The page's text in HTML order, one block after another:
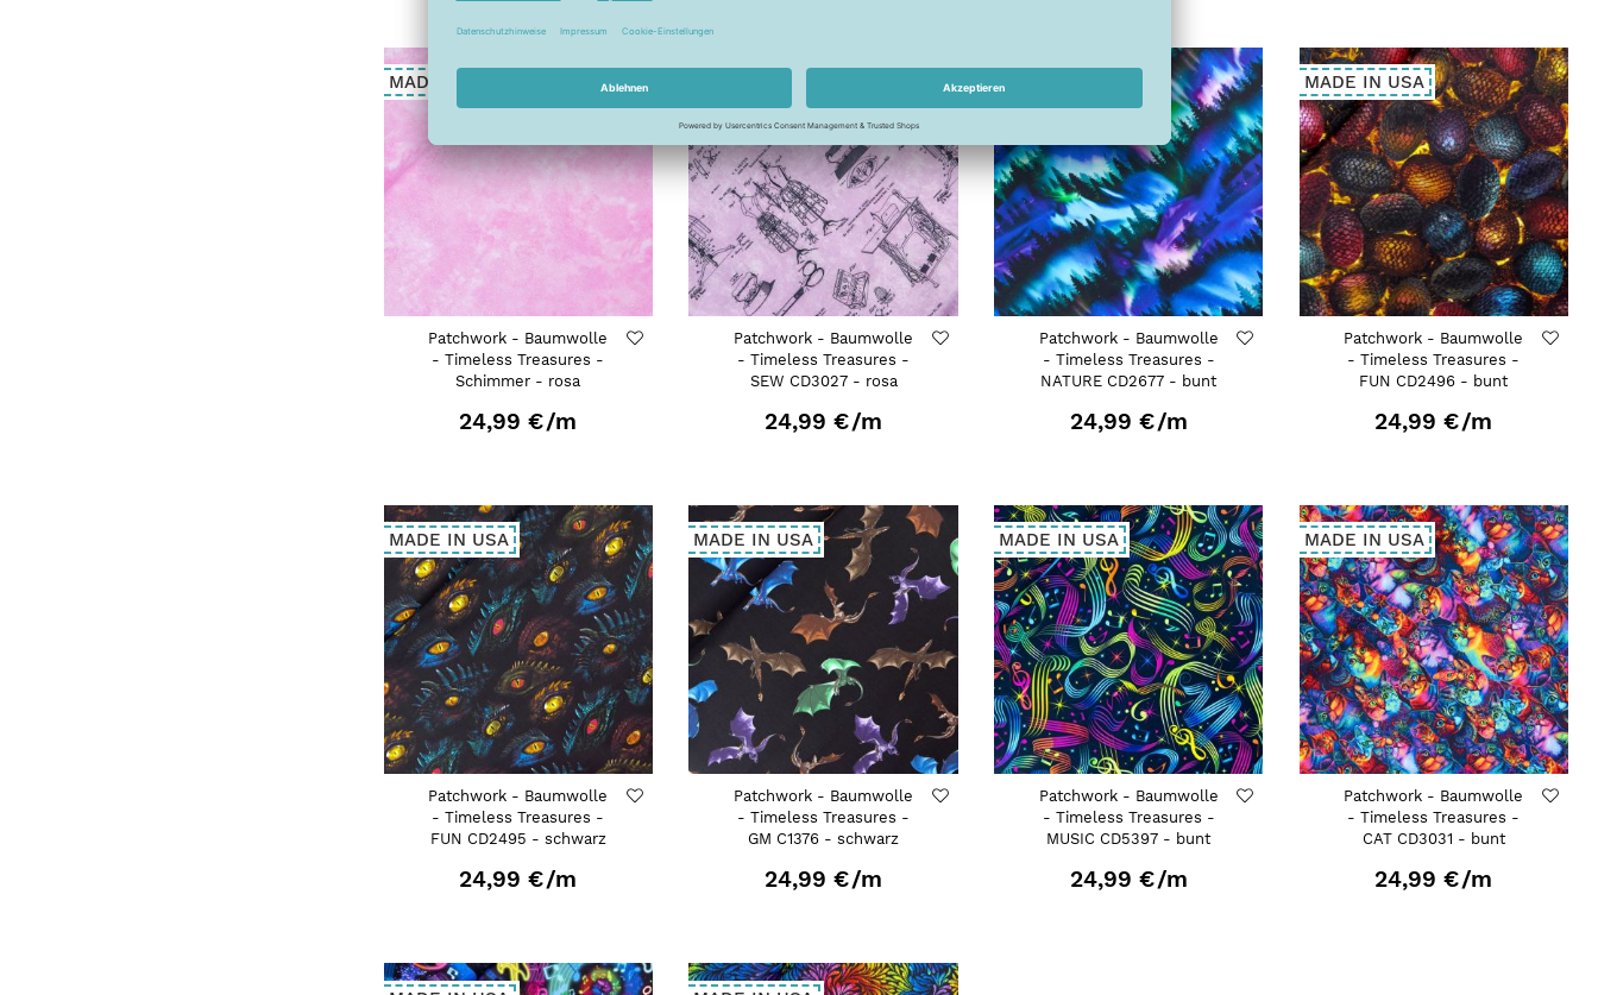
MADE IN USA
Patchwork - Baumwolle
- Timeless Treasures -
Schimmer - rosa
24,99 €/m
Patchwork - Baumwolle
- Timeless Treasures -
SEW CD3027 - rosa
24,99 €/m
MADE IN USA
Patchwork - Baumwolle
- Timeless Treasures -
NATURE CD2677 - bunt
24,99 €/m
MADE IN USA
Patchwork - Baumwolle
- Timeless Treasures -
FUN CD2496 - bunt
24,99 €/m
MADE IN USA
Patchwork - Baumwolle
- Timeless Treasures -
FUN CD2495 - schwarz
24,99 €/m
MADE IN USA
Patchwork - Baumwolle
- Timeless Treasures -
GM C1376 - schwarz
24,99 €/m
MADE IN USA
Patchwork - Baumwolle
- Timeless Treasures -
MUSIC CD5397 - bunt
24,99 €/m
MADE IN USA
Patchwork - Baumwolle
- Timeless Treasures -
CAT CD3031 - bunt
24,99 €/m